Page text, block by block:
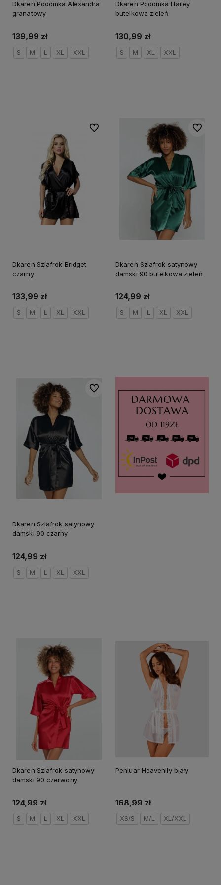
Dkaren Podomka Alexandra
granatowy
139,99 zł
S M L XL XXL
Dkaren Podomka Hailey
butelkowa zieleń
130,99 zł
S M XL XXL
Dkaren Szlafrok Bridget
czarny
133,99 zł
S M L XL XXL
Do ulubionych
Dkaren Szlafrok satynowy
damski 90 butelkowa zieleń
124,99 zł
S M L XL XXL
Do
Dkaren Szlafrok satynowy
damski 90 czarny
124,99 zł
S M L XL XXL
Do ulubionych
Dkaren Szlafrok satynowy
damski 90 czerwony
124,99 zł
S M L XL XXL
Peniuar Heavenlly biały
168,99 zł
XS/S M/L XL/XXL